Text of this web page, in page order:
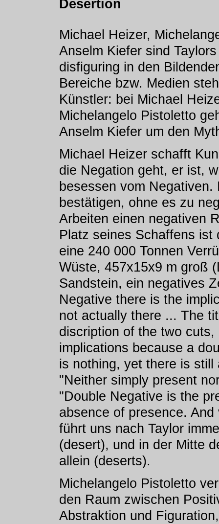
Desertion
Michael Heizer,
Anselm Kiefer sind
disfiguring in den
Bereiche bzw. Medien
Künstler: bei Michael
Michelangelo Pistoletto
Anselm Kiefer um den
Michael Heizer schafft
die Negation geht, er ist,
besessen vom
bestätigen, ohne es zu
Arbeiten einen negativen
Platz seines Schaffens
eine 240 000 Tonnen
Wüste, 457x15x9 m groß
Sandstein, ein negatives
Negative there is the
not actually there ... The
discription of the two
implications because a
is nothing, yet there is
"Neither simply present
"Double Negative is the
absence of presence.
führt uns nach Taylor
(desert), und in der Mitte
allein (deserts).
Michelangelo Pistoletto
den Raum zwischen
Abstraktion und